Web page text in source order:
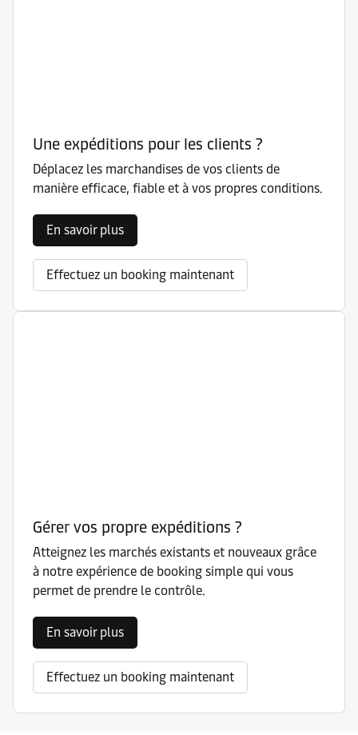
Une expéditions pour les clients ?
Déplacez les marchandises de vos clients de
manière efficace, fiable et à vos propres conditions.
En savoir plus
Effectuez un booking maintenant
Gérer vos propre expéditions ?
Atteignez les marchés existants et nouveaux grâce
à notre expérience de booking simple qui vous
permet de prendre le contrôle.
En savoir plus
Effectuez un booking maintenant